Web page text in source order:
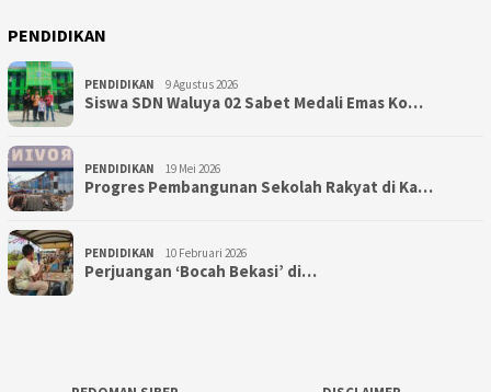
PENDIDIKAN
PENDIDIKAN 9 Agustus 2026
Siswa SDN Waluya 02 Sabet Medali Emas Ko…
PENDIDIKAN 19 Mei 2026
Progres Pembangunan Sekolah Rakyat di Ka…
PENDIDIKAN 10 Februari 2026
Perjuangan ‘Bocah Bekasi’ di…